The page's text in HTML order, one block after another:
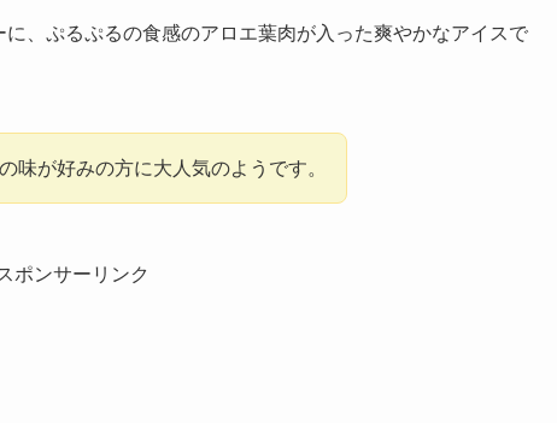
、ぷるぷるの食感のアロエ葉肉が入った爽やかなアイスで
味が好みの方に大人気のようです。
ポンサーリンク